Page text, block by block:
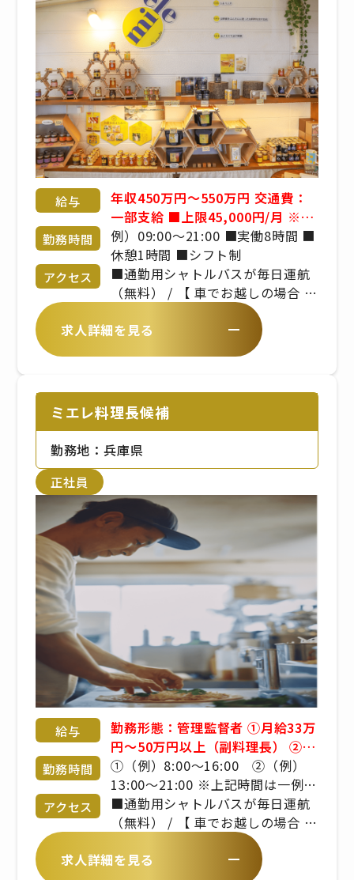
給与
年収450万円～550万円 交通費：
一部支給 ■上限45,000円/月 ※マ
イカー通勤は淡路島在住の方のみ
許可 ◇月給28～41万円 ◇年収
450～550万円（月給＋管理職手当
＋賞与） ■昇給年1回 ■賞与年2
社規定により決定いたします
勤務時間
例）09:00～21:00 ■実働8時間 ■
休憩1時間 ■シフト制
アクセス
■通勤用シャトルバスが毎日運航
（無料） / 【 車でお越しの場合 】
/ ・淡路IC～県道31号線（15分）
/ ・北淡IC～県道31号線（10分）
【 バスでお越しの場合 】 / ミエレ
求人詳細を見る
ミエレ料理長候補
勤務地：兵庫県
正社員
給与
勤務形態：管理監督者 ①月給33万
円～50万円以上（副料理長） ②月
給37.5万円～60万円以上（料理
長） ※料理長、副料理長の場合は
上記想定です。 ただしスキル・御
経験によってご提示額は変動致し
す。 ※詳細は備考欄をご覧くださ
勤務時間
①（例）8:00～16:00 ②（例）
13:00～21:00 ※上記時間は一例。
実働8時間、休憩1時間の勤務形
態。 ※曜日・日数・時間は変わる
をお願いする場合あり"
アクセス
■通勤用シャトルバスが毎日運航
（無料） / 【 車でお越しの場合 】
/ ・淡路IC～県道31号線（15分）
/ ・北淡IC～県道31号線（10分）
求人詳細を見る